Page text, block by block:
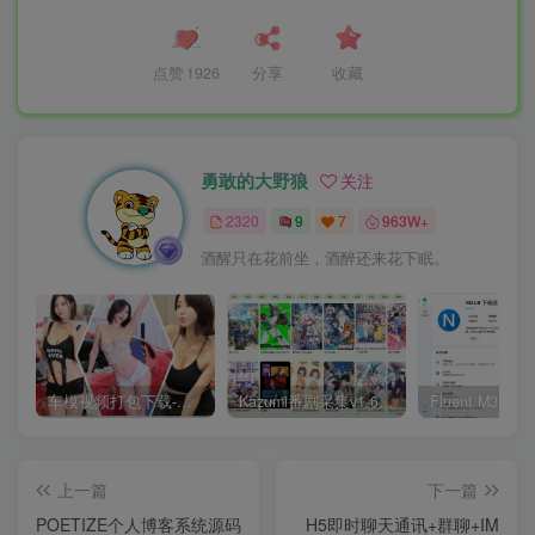
点赞 1926 分享 收藏
勇敢的大野狼 关注
2320 9 7 963W+
酒醒只在花前坐，酒醉还来花下眠。
车模视频打包下载-高清无水印版 Kazumi番剧采集v1.6.9：支持自定义规则+在线观看+弹幕，跨平台下载
上一篇
POETIZE个人博客系统源码
下一篇
H5即时聊天通讯+群聊+IM